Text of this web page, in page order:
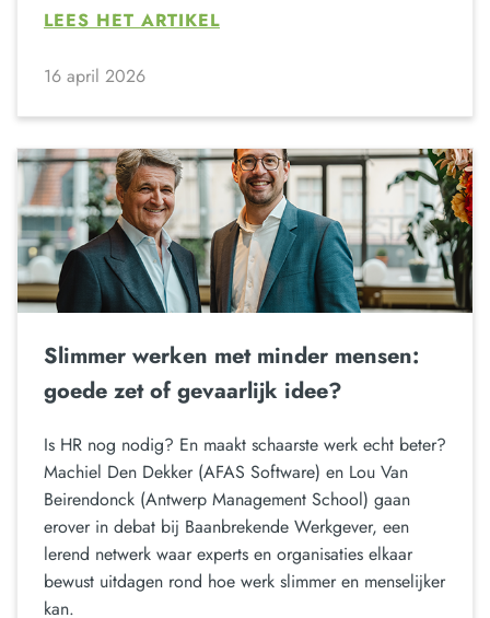
LEES HET ARTIKEL
16 april 2026
Slimmer werken met minder mensen:
goede zet of gevaarlijk idee?
Is HR nog nodig? En maakt schaarste werk echt beter?
Machiel Den Dekker (AFAS Software) en Lou Van
Beirendonck (Antwerp Management School) gaan
erover in debat bij Baanbrekende Werkgever, een
lerend netwerk waar experts en organisaties elkaar
bewust uitdagen rond hoe werk slimmer en menselijker
kan.